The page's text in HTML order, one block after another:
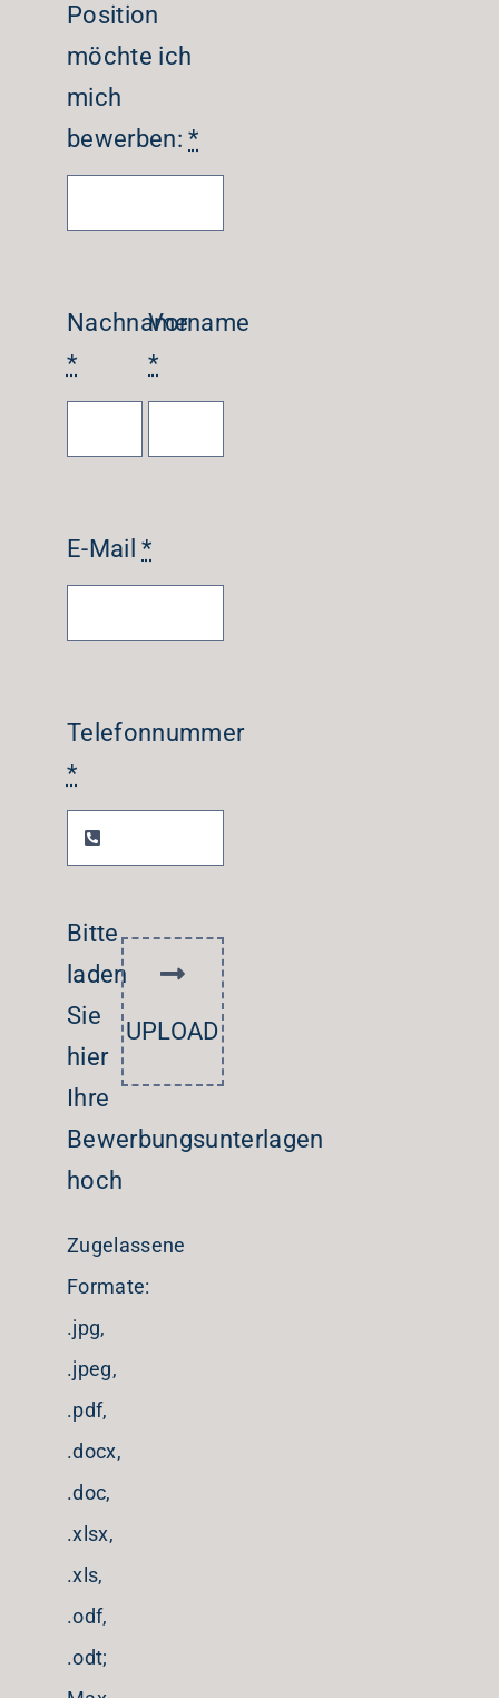
Position
möchte ich
mich
bewerben:*
Nachname
*
Vorname
*
E-Mail*
Telefonnummer
*
Bitte
laden
Sie
hier
Ihre
Bewerbungsunterlagen
hoch
Zugelassene
Formate:
.jpg,
.jpeg,
.pdf,
.docx,
.doc,
.xlsx,
.xls,
.odf,
.odt;
UPLOAD